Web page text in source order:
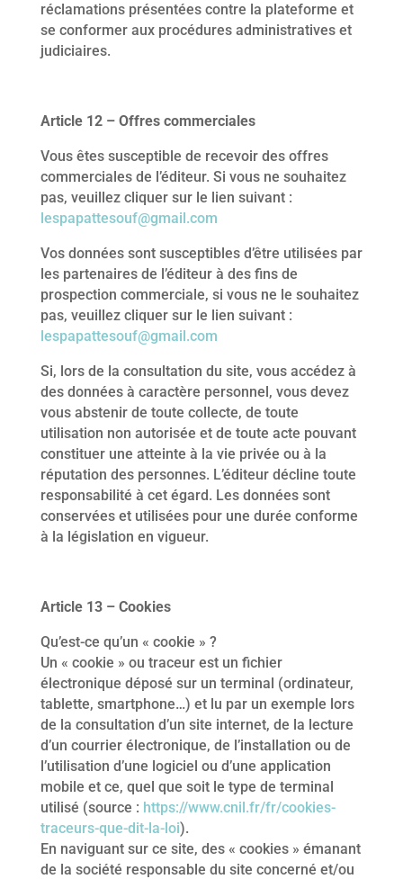
réclamations présentées contre la plateforme et
se conformer aux procédures administratives et
judiciaires.
Article 12 – Offres commerciales
Vous êtes susceptible de recevoir des offres
commerciales de l’éditeur. Si vous ne souhaitez
pas, veuillez cliquer sur le lien suivant :
lespapattesouf@gmail.com
Vos données sont susceptibles d’être utilisées par
les partenaires de l’éditeur à des fins de
prospection commerciale, si vous ne le souhaitez
pas, veuillez cliquer sur le lien suivant :
lespapattesouf@gmail.com
Si, lors de la consultation du site, vous accédez à
des données à caractère personnel, vous devez
vous abstenir de toute collecte, de toute
utilisation non autorisée et de toute acte pouvant
constituer une atteinte à la vie privée ou à la
réputation des personnes. L’éditeur décline toute
responsabilité à cet égard. Les données sont
conservées et utilisées pour une durée conforme
à la législation en vigueur.
Article 13 – Cookies
Qu’est-ce qu’un « cookie » ?
Un « cookie » ou traceur est un fichier
électronique déposé sur un terminal (ordinateur,
tablette, smartphone…) et lu par un exemple lors
de la consultation d’un site internet, de la lecture
d’un courrier électronique, de l’installation ou de
l’utilisation d’une logiciel ou d’une application
mobile et ce, quel que soit le type de terminal
utilisé (source : https://www.cnil.fr/fr/cookies-
traceurs-que-dit-la-loi).
En naviguant sur ce site, des « cookies » émanant
de la société responsable du site concerné et/ou